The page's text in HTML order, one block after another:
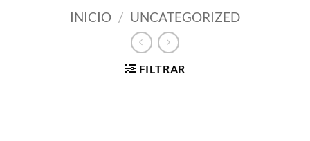
INICIO / UNCATEGORIZED
FILTRAR